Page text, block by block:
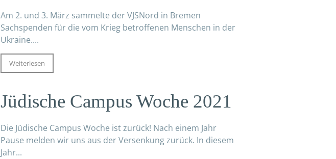
Am 2. und 3. März sammelte der VJSNord in Bremen
Sachspenden für die vom Krieg betroffenen Menschen in der
Ukraine....
Weiterlesen
Jüdische Campus Woche 2021
Die Jüdische Campus Woche ist zurück! Nach einem Jahr
Pause melden wir uns aus der Versenkung zurück. In diesem
Jahr...